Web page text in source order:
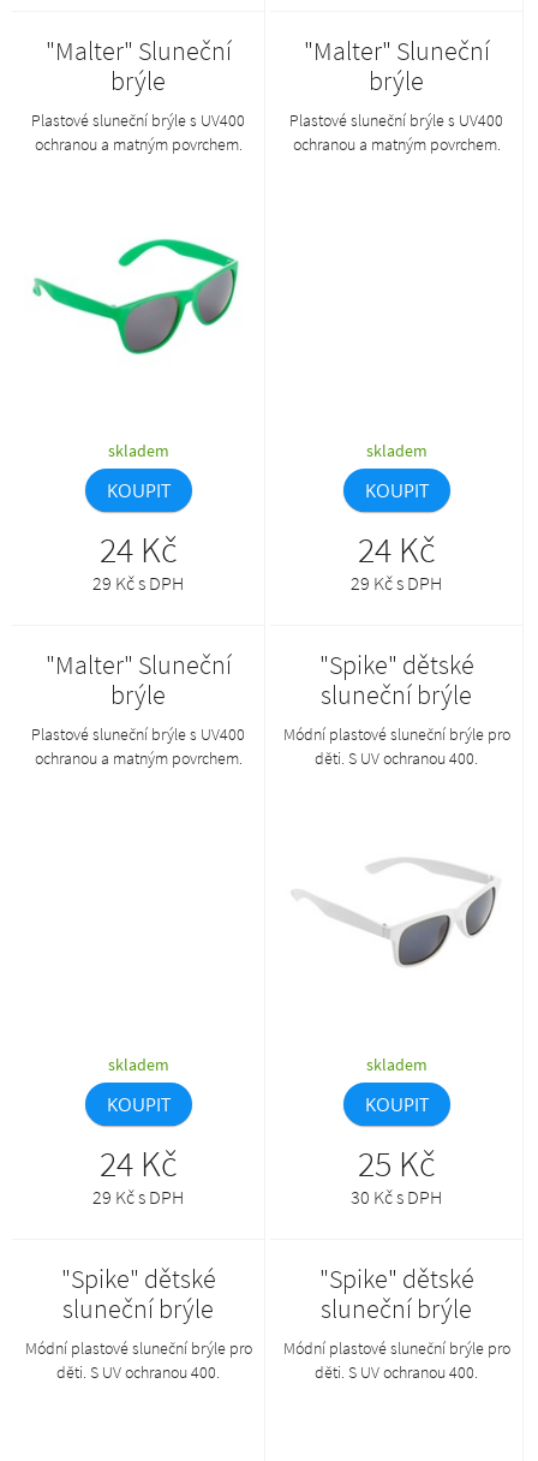
"Malter" Sluneční
brýle
Plastové sluneční brýle s UV400
ochranou a matným povrchem.
skladem
KOUPIT
24 Kč
29 Kč s DPH
"Malter" Sluneční
brýle
Plastové sluneční brýle s UV400
ochranou a matným povrchem.
skladem
KOUPIT
24 Kč
29 Kč s DPH
"Malter" Sluneční
brýle
Plastové sluneční brýle s UV400
ochranou a matným povrchem.
skladem
KOUPIT
24 Kč
29 Kč s DPH
"Spike" dětské
sluneční brýle
Módní plastové sluneční brýle pro
děti. S UV ochranou 400.
skladem
KOUPIT
25 Kč
30 Kč s DPH
"Spike" dětské
sluneční brýle
Módní plastové sluneční brýle pro
děti. S UV ochranou 400.
"Spike" dětské
sluneční brýle
Módní plastové sluneční brýle pro
děti. S UV ochranou 400.